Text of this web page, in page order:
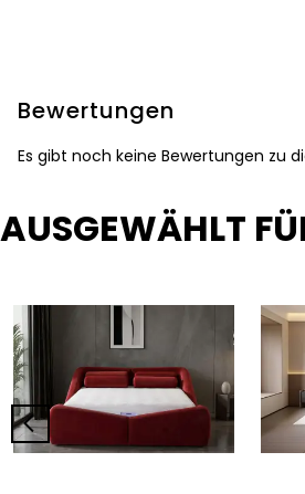
Bewertungen
Es gibt noch keine Bewertungen zu
AUSGEWÄHLT